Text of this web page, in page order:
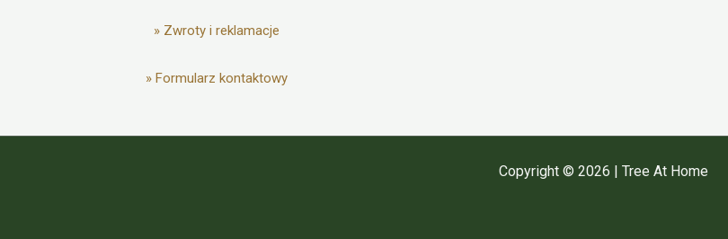
» Zwroty i reklamacje
» Formularz kontaktowy
Copyright © 2026 | Tree At Home